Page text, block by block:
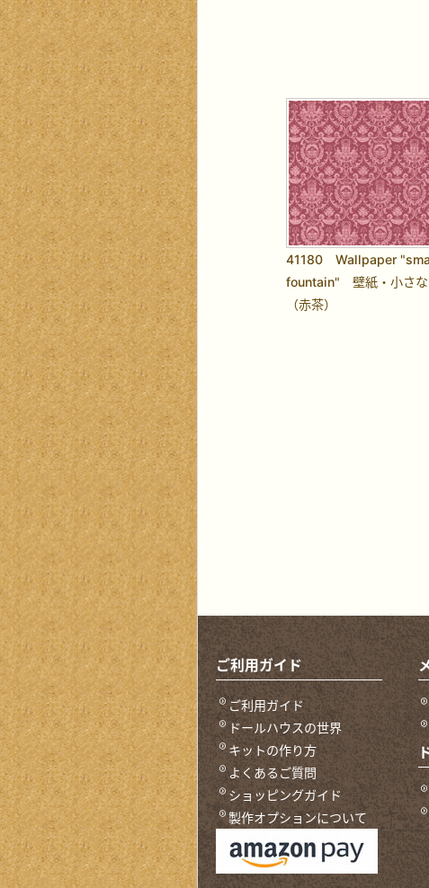
41180 Wallpaper
fountain" 壁紙・小さな
（赤茶）
ご利用ガイド
ご利用ガイド
ドールハウスの世界
キットの作り方
よくあるご質問
ショッピングガイド
製作オプションについて